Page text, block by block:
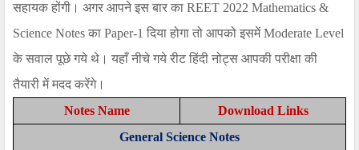
सहायक होंगी। अगर आपने इस बार का REET 2022 Mathematics &
Science Notes का Paper-1 दिया होगा तो आपको इसमें Moderate Level
के सवाल पूछे गये थे। यहाँ नीचे गये रीट हिंदी नोट्स आपकी परीक्षा की
तैयारी में मदद करेंगे।
Notes Name
Download Links
General Science Notes